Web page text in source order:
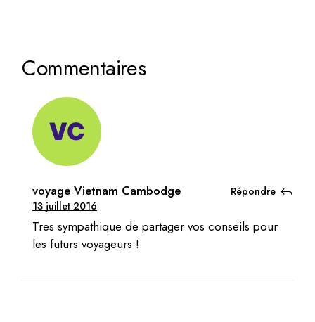
Commentaires
voyage Vietnam Cambodge
13 juillet 2016
Tres sympathique de partager vos conseils pour
les futurs voyageurs !
Répondre